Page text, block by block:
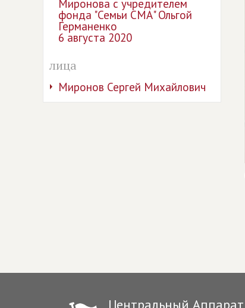
Миронова с учредителем
фонда "Семьи СМА" Ольгой
Германенко
6 августа 2020
лица
Миронов Сергей Михайлович
Центральный Аппарат